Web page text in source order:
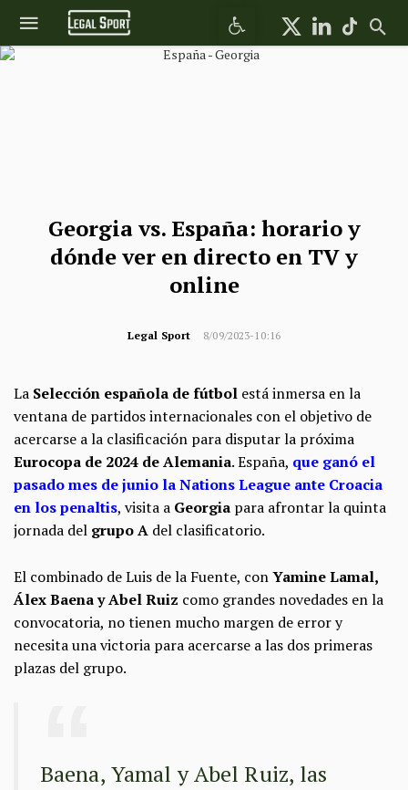
Abrir barra de herramientas
Georgia vs. España: horario y
dónde ver en directo en TV y
online
Legal Sport 8/09/2023-10:16
La Selección española de fútbol está inmersa en la
ventana de partidos internacionales con el objetivo de
acercarse a la clasificación para disputar la próxima
Eurocopa de 2024 de Alemania. España, que ganó el
pasado mes de junio la Nations League ante Croacia
en los penaltis, visita a Georgia para afrontar la quinta
jornada del grupo A del clasificatorio.
El combinado de Luis de la Fuente, conYamine Lamal,
Álex Baena y Abel Ruiz como grandes novedades en la
convocatoria, no tienen mucho margen de error y
necesita una victoria para acercarse a las dos primeras
plazas del grupo.
Baena, Yamal y Abel Ruiz, las